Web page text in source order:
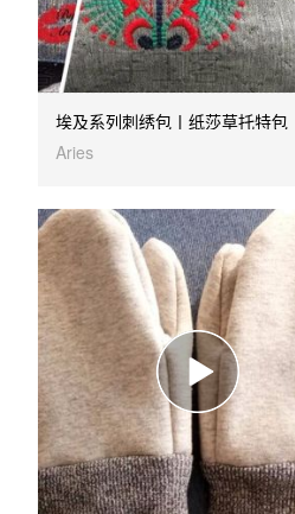
埃及系列刺绣包丨纸莎草托特包
Aries